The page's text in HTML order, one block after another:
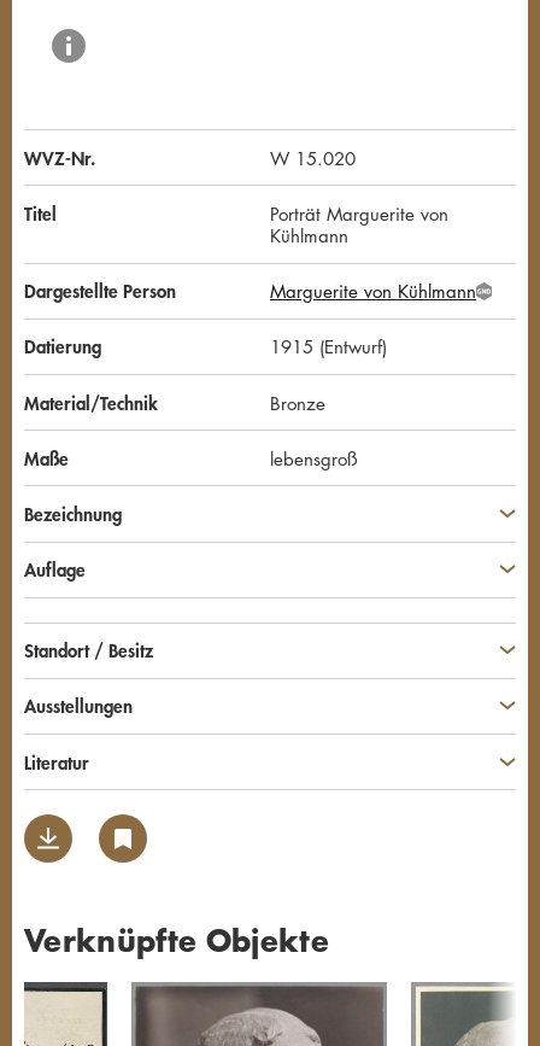
WVZ-Nr. W 15.020
Titel
Porträt Marguerite von
Kühlmann
Dargestellte Person Marguerite von KühlmannG
N
Datierung 1915 (Entwurf)
Material/Technik Bronze
Maße lebensgroß
Bezeichnung
Auflage
Standort / Besitz
Ausstellungen
Literatur
Verknüpfte Objekte